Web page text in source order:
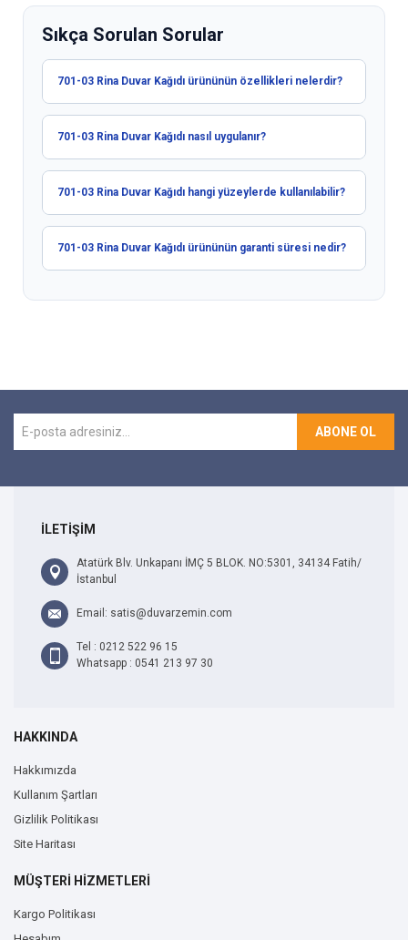
Sıkça Sorulan Sorular
701-03 Rina Duvar Kağıdı ürününün özellikleri nelerdir?
701-03 Rina Duvar Kağıdı nasıl uygulanır?
701-03 Rina Duvar Kağıdı hangi yüzeylerde kullanılabilir?
701-03 Rina Duvar Kağıdı ürününün garanti süresi nedir?
ABONE OL
İLETİŞİM
Atatürk Blv. Unkapanı İMÇ 5 BLOK. NO:5301, 34134 Fatih/
İstanbul
Email: satis@duvarzemin.com
Tel : 0212 522 96 15
Whatsapp : 0541 213 97 30
HAKKINDA
Hakkımızda
Kullanım Şartları
Gizlilik Politikası
Site Haritası
MÜŞTERİ HİZMETLERİ
Kargo Politikası